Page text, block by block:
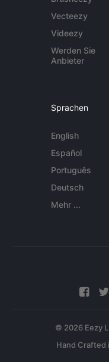
Vecteezy
Videezy
Werden Sie
Anbieter
Sprachen
English
Español
Português
Deutsch
Mehr ...
© 2026 Eezy